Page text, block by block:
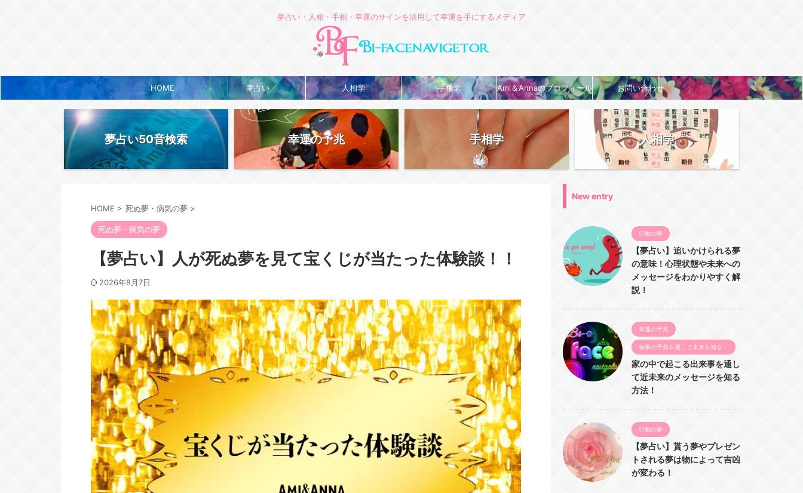
夢占い・人相・手相・幸運のサインを活用して幸運を手にするメディア
HOME 夢占い 人相学 手相学 Ami＆Annaのプロフィール お問い合わせ
夢占い50音検索 幸運の予兆 手相学 人相学
HOME > 死ぬ夢・病気の夢 >
死ぬ夢・病気の夢
【夢占い】人が死ぬ夢を見て宝くじが当たった体験談！！
2026年8月7日
New entry
行動の夢
【夢占い】追いかけられる夢
の意味！心理状態や未来への
メッセージをわかりやすく解
説！
幸運の予兆
物事の予兆を通して未来を知る！
家の中で起こる出来事を通し
て近未来のメッセージを知る
方法！
行動の夢
【夢占い】貰う夢やプレゼン
トされる夢は物によって吉凶
が変わる！